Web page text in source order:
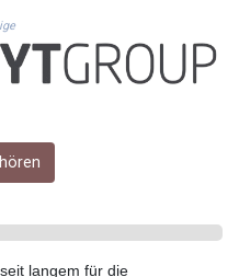
3.018079
0.857585
13.528316
10126.955552
8.797491
9.070539
30.905421
7.534365
langem für die